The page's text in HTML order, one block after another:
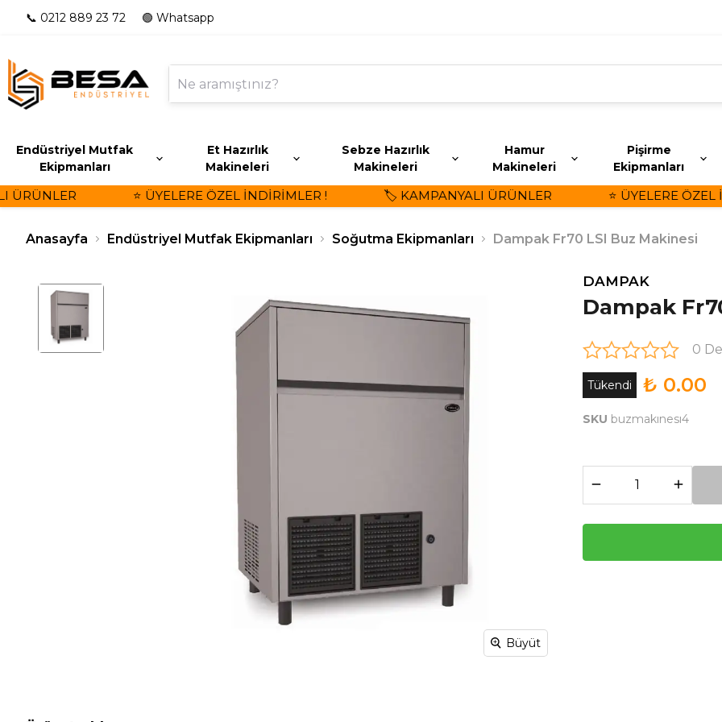
📞 0212 889 23 72 🟢 Whatsapp
Endüstriyel Mutfak
Ekipmanları
Et Hazırlık
Makineleri
Sebze Hazırlık
Makineleri
Hamur
Makineleri
Pişirme
Ekipmanları
⭐ ÜYELERE ÖZEL İNDİRİMLER ! 🏷️ KAMPANYALI ÜRÜNLER ⭐ ÜYELERE ÖZEL
Anasayfa Endüstriyel Mutfak Ekipmanları Soğutma Ekipmanları Dampak Fr70 LSI Buz Makinesi
Büyüt
DAMPAK
Dampak
0
Tükendi ₺ 0.00
SKU buzmakınesı4